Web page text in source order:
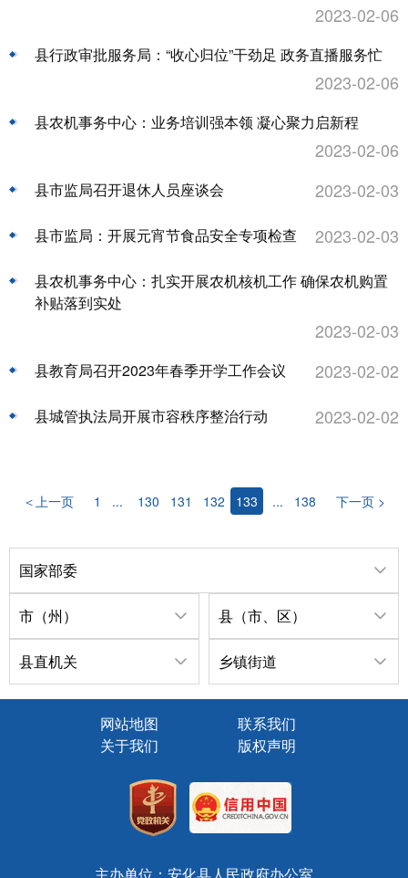
2023-02-06
县行政审批服务局：“收心归位”干劲足 政务直播服务忙
2023-02-06
县农机事务中心：业务培训强本领 凝心聚力启新程
2023-02-06
县市监局召开退休人员座谈会 2023-02-03
县市监局：开展元宵节食品安全专项检查 2023-02-03
县农机事务中心：扎实开展农机核机工作 确保农机购置
补贴落到实处
2023-02-03
县教育局召开2023年春季开学工作会议 2023-02-02
县城管执法局开展市容秩序整治行动 2023-02-02
＜上一页 1 ... 130 131 132 133 ... 138 下一页 >
国家部委
市（州） 县（市、区）
县直机关 乡镇街道
网站地图
联系我们
关于我们
版权声明